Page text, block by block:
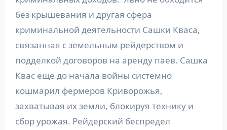
без крышевания и другая сфера
криминальной деятельности Сашки Кваса,
связанная с земельным рейдерством и
подделкой договоров на аренду паев. Сашка
Квас еще до начала войны системно
кошмарил фермеров Криворожья,
захватывая их земли, блокируя технику и
сбор урожая. Рейдерский беспредел